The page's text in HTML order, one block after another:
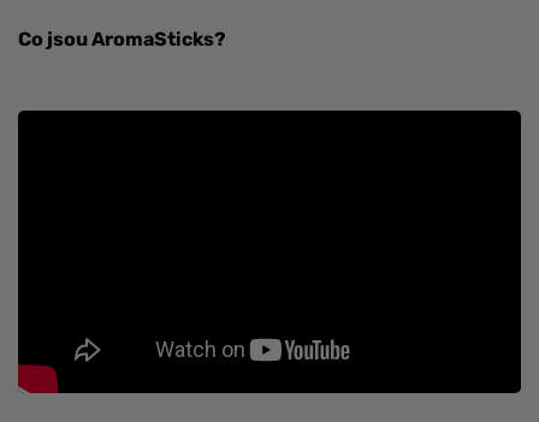
Co jsou AromaSticks?